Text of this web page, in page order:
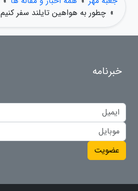
» چطور به هواهین تایلند سفر کنیم
خبرنامه
عضویت